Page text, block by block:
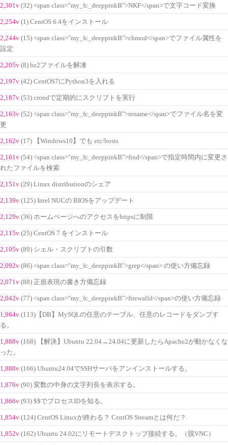
2,301v (32) <span class="my_fc_deeppinkB">NKF</span>で文字コード変換
2,254v (1) CentOS 6.4をインストール
2,244v (15) <span class="my_fc_deeppinkB">chmod</span>でファイル属性を
設定
2,205v (8) bz2ファイルを解凍
2,197v (42) CentOS7にPython3を入れる
2,187v (53) crondで定期的にスクリプトを実行
2,163v (52) <span class="my_fc_deeppinkB">rename</span>でファイル名を変
更
2,162v (17) 【Windows10】でも etc/hosts
2,161v (54) <span class="my_fc_deeppinkB">find</span>で指定時間内に変更さ
れたファイルを検索
2,151v (29) Linux distributionのシェア
2,139v (125) Intel NUCの BIOSをアップデート
2,129v (36) ホームページへのアクセスをhttpsに制限
2,115v (25) CentOS 7 をインストール
2,105v (89) シェル・スクリプトの引数
2,092v (86) <span class="my_fc_deeppinkB">grep</span> の使い方備忘録
2,071v (88) 正規表現の書き方備忘録
2,042v (77) <span class="my_fc_deeppinkB">firewalld</span>の使い方備忘録
1,964v (113)【DB】MySQLの任意のテーブル、任意のレコードをダンプす
る。
1,888v (168) 【解決】Ubuntu 22.04→24.04に更新したらApache2が動かなくな
った。
1,888v (166) Ubuntu24.04でSSHサーバをアンインストールする。
1,876v (90) 変数の中身の文字列長を表示する。
1,866v (93) $$でプロセスIDを知る。
1,854v (124) CentOS Linuxが終わる？ CentOS Streamとは何だ？
1,852v (162) Ubuntu 24.02にリモートデスクトップ接続する。（脱VNC）